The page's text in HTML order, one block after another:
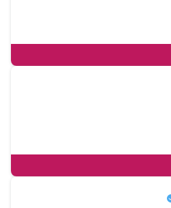
دیجیتال
طراحی پوستر